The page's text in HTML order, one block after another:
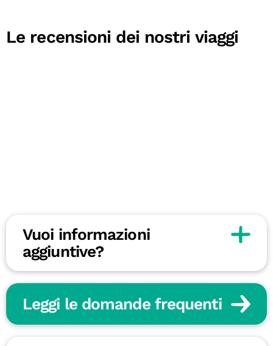
Le recensioni dei nostri viaggi
Vuoi informazioni
aggiuntive?
Leggi le domande frequenti